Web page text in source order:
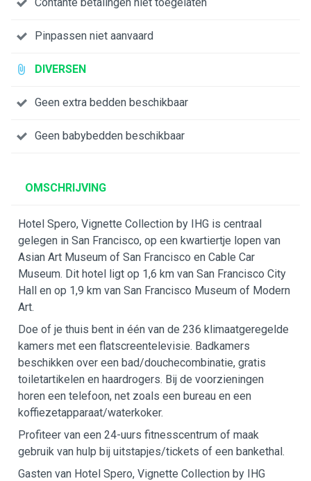
Pinpassen niet aanvaard
DIVERSEN
Geen extra bedden beschikbaar
Geen babybedden beschikbaar
OMSCHRIJVING
Hotel Spero, Vignette Collection by IHG is centraal
gelegen in San Francisco, op een kwartiertje lopen van
Asian Art Museum of San Francisco en Cable Car
Museum. Dit hotel ligt op 1,6 km van San Francisco City
Hall en op 1,9 km van San Francisco Museum of Modern
Art.
Doe of je thuis bent in één van de 236 klimaatgeregelde
kamers met een flatscreentelevisie. Badkamers
beschikken over een bad/douchecombinatie, gratis
toiletartikelen en haardrogers. Bij de voorzieningen
horen een telefoon, net zoals een bureau en een
koffiezetapparaat/waterkoker.
Profiteer van een 24-uurs fitnesscentrum of maak
gebruik van hulp bij uitstapjes/tickets of een bankethal.
Gasten van Hotel Spero, Vignette Collection by IHG